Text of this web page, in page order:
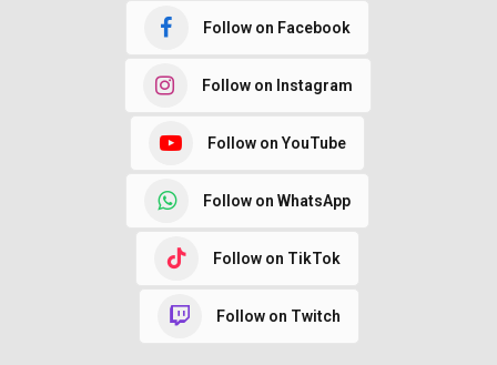
Follow on Facebook
Follow on Instagram
Follow on YouTube
Follow on WhatsApp
Follow on TikTok
Follow on Twitch